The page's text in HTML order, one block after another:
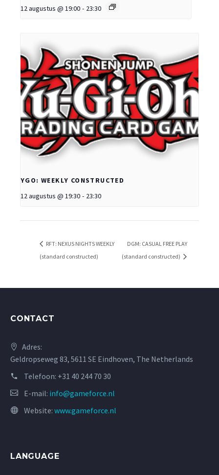
12 augustus @ 19:00 - 23:30
YGO: WEEKLY CONSTRUCTED
12 augustus @ 19:30 - 23:30
RFT: NEXUS NIGHTS WEEKLY
(standard constructed)
DGM: CASUAL FREE PLAY
(standard constructed)
CONTACT
Adres:
Geldropseweg 83, 5611 SE Eindhoven, The Netherlands
Telefoon: +31 40 244 70 30
E-mail: info@gameforce.nl
Website: www.gameforce.nl
LANGUAGE